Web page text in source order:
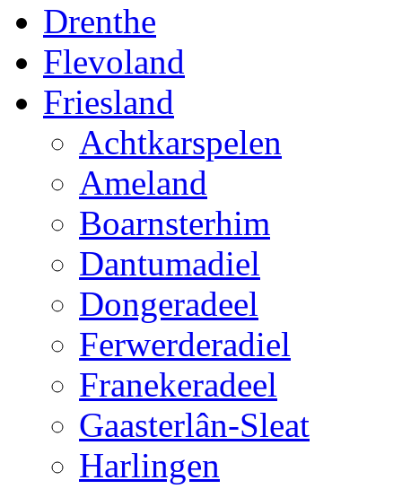
Drenthe
Flevoland
Friesland
Achtkarspelen
Ameland
Boarnsterhim
Dantumadiel
Dongeradeel
Ferwerderadiel
Franekeradeel
Gaasterlân-Sleat
Harlingen